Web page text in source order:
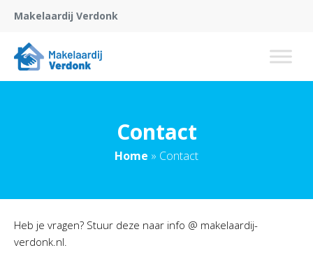
Makelaardij Verdonk
Contact
Home » Contact
Heb je vragen? Stuur deze naar info @ makelaardij-
verdonk.nl.